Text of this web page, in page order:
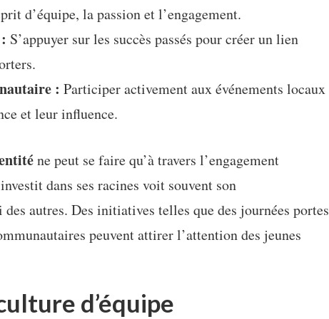
d’équipe, la passion et l’engagement.
S’appuyer sur les succès passés pour créer un lien
: Participer activement aux événements locaux
et leur influence.
ne peut se faire qu’à travers l’engagement
dans ses racines voit souvent son
des autres. Des initiatives telles que des journées portes
peuvent attirer l’attention des jeunes
d’équipe